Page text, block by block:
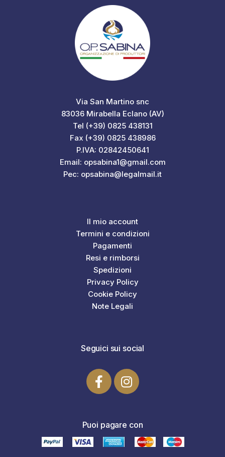
Via San Martino snc
83036 Mirabella Eclano (AV)
Tel (+39) 0825 438131
Fax (+39) 0825 438986
P.IVA: 02842450641
Email: opsabina1@gmail.com
Pec: opsabina@legalmail.it
Il mio account
Termini e condizioni
Pagamenti
Resi e rimborsi
Spedizioni
Privacy Policy
Cookie Policy
Note Legali
Seguici sui social
Puoi pagare con